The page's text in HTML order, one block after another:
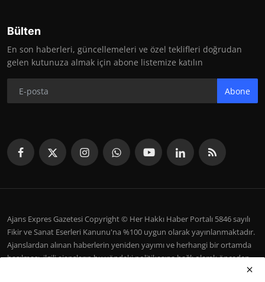
Bülten
En son haberleri, güncellemeleri ve özel teklifleri doğrudan
gelen kutunuza almak için abone listemize katılın
Abone
Ajans Expres Gazetesi Copyright © Her Hakkı Haber Portalı 5846 sayılı
Fikir ve Sanat Eserleri Kanunu'na %100 uygun olarak yayınlanmaktadır.
Ajanslardan alınan haberlerin yeniden yayımı ve herhangi bir ortamda
basılması, ilgili ajansların bu yöndeki politikasına bağlı olarak önceden